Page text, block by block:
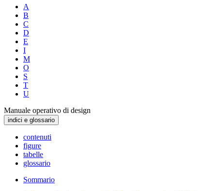
A
B
C
D
E
I
M
O
S
T
U
Manuale operativo di design
indici e glossario
contenuti
figure
tabelle
glossario
Sommario